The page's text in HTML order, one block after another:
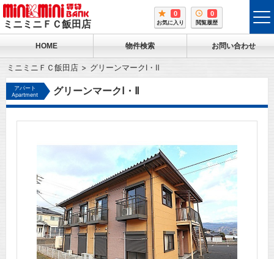
ミニミニＦＣ飯田店
0
お気に入り
0
閲覧履歴
HOME 物件検索 お問い合わせ
ミニミニＦＣ飯田店 グリーンマークⅠ・Ⅱ
アパート
Apartment
グリーンマークⅠ・Ⅱ